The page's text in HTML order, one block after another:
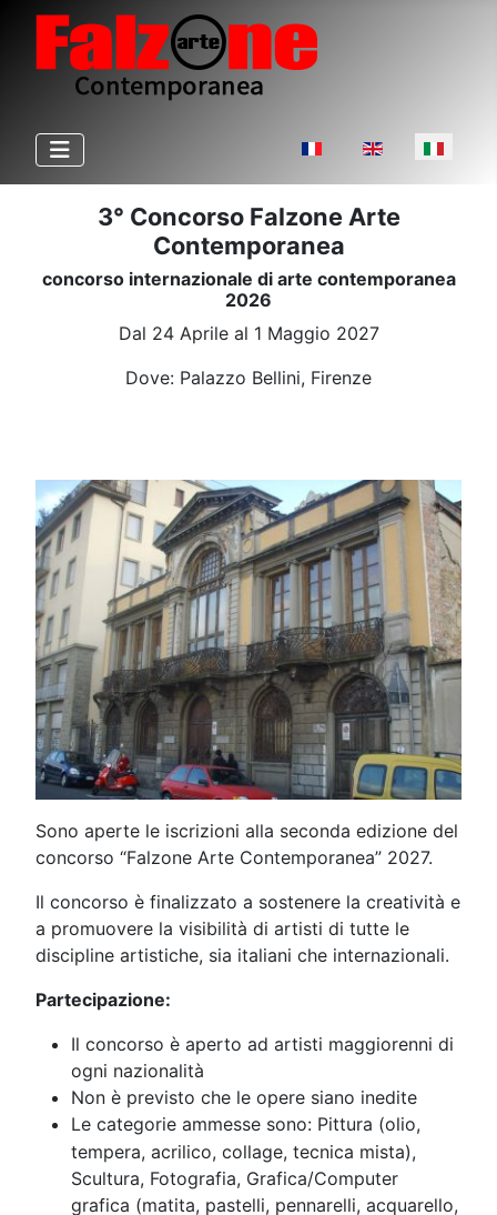
Seleziona la tua lingua
3° Concorso Falzone Arte
Contemporanea
concorso internazionale di arte contemporanea
2026
Dal 24 Aprile al 1 Maggio 2027
Dove: Palazzo Bellini, Firenze
Sono aperte le iscrizioni alla seconda edizione del
concorso “Falzone Arte Contemporanea” 2027.
Il concorso è finalizzato a sostenere la creatività e
a promuovere la visibilità di artisti di tutte le
discipline artistiche, sia italiani che internazionali.
Partecipazione:
Il concorso è aperto ad artisti maggiorenni di
ogni nazionalità
Non è previsto che le opere siano inedite
Le categorie ammesse sono: Pittura (olio,
tempera, acrilico, collage, tecnica mista),
Scultura, Fotografia, Grafica/Computer
grafica (matita, pastelli, pennarelli, acquarello,